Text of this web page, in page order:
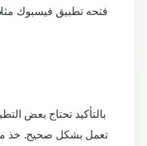
فتحه تطبيق فيسبوك
بالتأكيد تحتاج بعض
تعمل بشكل صحيح. خذ